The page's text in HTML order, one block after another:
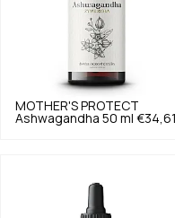
MOTHER'S PROTECT
Ashwagandha 50 ml €34,61